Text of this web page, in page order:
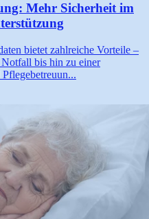
Mehr Sicherheit im
bietet zahlreiche Vorteile –
bis hin zu einer